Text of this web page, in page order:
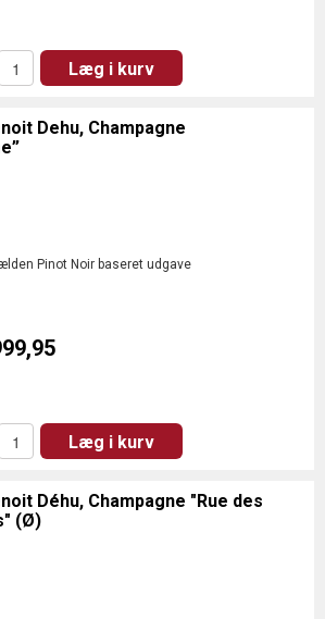
Læg i kurv
Dehu, Champagne
Pinot Noir baseret udgave
Læg i kurv
Déhu, Champagne "Rue des
(Ø)